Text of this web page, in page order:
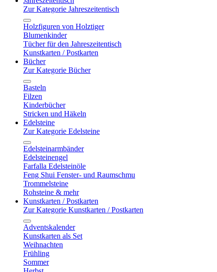
Zur Kategorie Jahreszeitentisch
Holzfiguren von Holztiger
Blumenkinder
Tücher für den Jahreszeitentisch
Kunstkarten / Postkarten
Bücher
Zur Kategorie Bücher
Basteln
Filzen
Kinderbücher
Stricken und Häkeln
Edelsteine
Zur Kategorie Edelsteine
Edelsteinarmbänder
Edelsteinengel
Farfalla Edelsteinöle
Feng Shui Fenster- und Raumschmu
Trommelsteine
Rohsteine & mehr
Kunstkarten / Postkarten
Zur Kategorie Kunstkarten / Postkarten
Adventskalender
Kunstkarten als Set
Weihnachten
Frühling
Sommer